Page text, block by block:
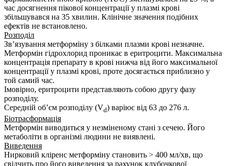
час досягнення пікової концентрації у плазмі крові
збільшувався на 35 хвилин. Клінічне значення подібних
ефектів не встановлено.
Розподіл
Зв’язування метформіну з білками плазми крові незначне.
Метформін гідрохлорид проникає в еритроцити. Максимальна
концентрація препарату в крові нижча від його максимальної
концентрації у плазмі крові, проте досягається приблизно у
той самий час.
Імовірно, еритроцити представляють собою другу фазу
розподілу.
Середній об’єм розподілу (Vd) варіює від 63 до 276 л.
Біотрасформація
Метформін виводиться у незміненому стані з сечею. Його
метаболіти в організмі людини не виявлені.
Виведення
Нирковий кліренс метформіну становить ˃ 400 мл/хв, що
свідчить про його виведення за рахунок клубочкової